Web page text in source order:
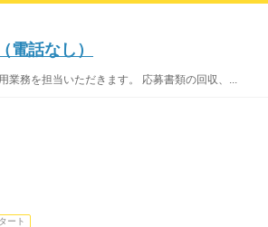
話なし）
業務を担当いただきます。 応募書類の回収、...
ート